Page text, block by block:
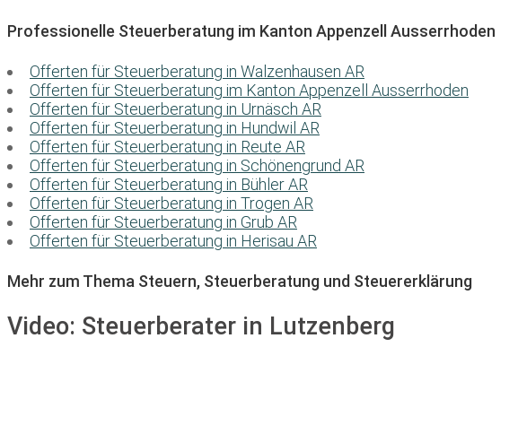
Professionelle Steuerberatung im Kanton Appenzell Ausserrhoden
Offerten für Steuerberatung in Walzenhausen AR
Offerten für Steuerberatung im Kanton Appenzell Ausserrhoden
Offerten für Steuerberatung in Urnäsch AR
Offerten für Steuerberatung in Hundwil AR
Offerten für Steuerberatung in Reute AR
Offerten für Steuerberatung in Schönengrund AR
Offerten für Steuerberatung in Bühler AR
Offerten für Steuerberatung in Trogen AR
Offerten für Steuerberatung in Grub AR
Offerten für Steuerberatung in Herisau AR
Mehr zum Thema Steuern, Steuerberatung und Steuererklärung
Video: Steuerberater in Lutzenberg